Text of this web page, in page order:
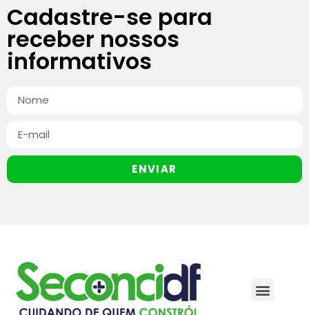
Cadastre-se para
receber nossos
informativos
ENVIAR